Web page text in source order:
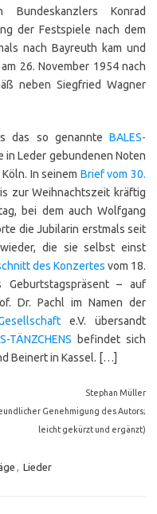
Bundeskanzlers Konrad
der Festspiele nach dem
nach Bayreuth kam und
26. November 1954 nach
neben Siegfried Wagner
das so genannte BALES-
in Leder gebundenen Noten
In seinem Brief vom 30.
zur Weihnachtszeit kräftig
bei dem auch Wolfgang
die Jubilarin erstmals seit
die sie selbst einst
des Konzertes vom 18.
– auf
Dr. Pachl im Namen der
e.V. übersandt
TÄNZCHENS befindet sich
Beinert in Kassel. […]
Stephan Müller
Genehmigung des Autors;
leicht gekürzt und ergänzt)
, Lieder